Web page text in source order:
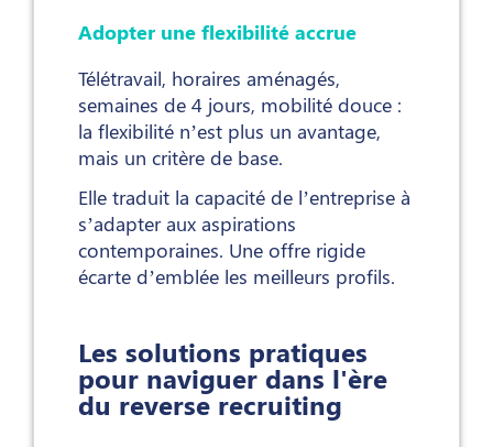
Adopter une flexibilité accrue
Télétravail, horaires aménagés,
semaines de 4 jours, mobilité douce :
la flexibilité n’est plus un avantage,
mais un critère de base.
Elle traduit la capacité de l’entreprise à
s’adapter aux aspirations
contemporaines. Une offre rigide
écarte d’emblée les meilleurs profils.
Les solutions pratiques
pour naviguer dans l'ère
du reverse recruiting